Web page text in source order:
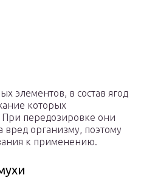
элементов, в состав ягод
которых
При передозировке они
вред организму, поэтому
к применению.